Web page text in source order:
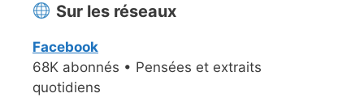
Sur les réseaux
Facebook
68K abonnés • Pensées et extraits
quotidiens